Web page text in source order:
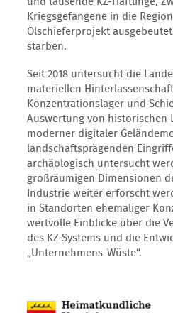
Kriegsgefangene in die
Ölschieferprojekt
starben.
Seit 2018 untersucht die
materiellen
Konzentrationslager und
Auswertung von
moderner digitaler
landschaftsprägenden
archäologisch untersucht
großräumigen Dimensionen
Industrie weiter erforscht
in Standorten ehemaliger
wertvolle Einblicke über die
des KZ-Systems und die
„Unternehmens-Wüste“.